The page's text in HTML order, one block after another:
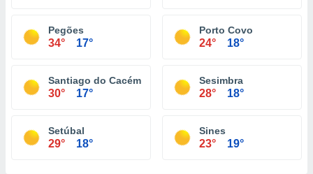
Pegões
34° 17°
Porto Covo
24° 18°
Santiago do Cacém
30° 17°
Sesimbra
28° 18°
Setúbal
29° 18°
Sines
23° 19°